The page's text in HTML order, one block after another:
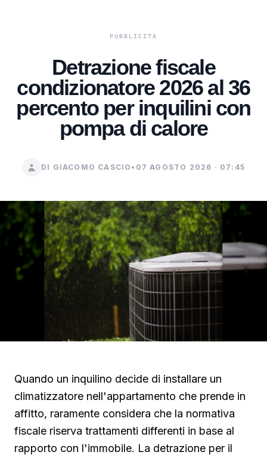
Detrazione fiscale
condizionatore 2026 al 36
percento per inquilini con
pompa di calore
DI GIACOMO CASCIO • 07 AGOSTO 2026 · 07:45
Quando un inquilino decide di installare un
climatizzatore nell'appartamento che prende in
affitto, raramente considera che la normativa
fiscale riserva trattamenti differenti in base al
rapporto con l'immobile. La detrazione per il